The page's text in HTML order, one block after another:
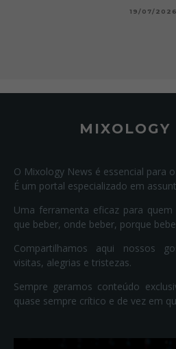
19/07/2026
MIXOLOGY
O Mixology News é essencial para
É um portal especializado em
Uma ferramenta eficaz para
que beber, onde beber, porque
Compartilhamos aqui nossos
visitas, alegrias e tristezas.
Sempre geramos conteúdo
quase sempre crítico e de vez em